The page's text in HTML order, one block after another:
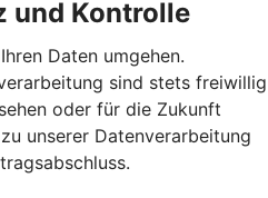
und Kontrolle
Daten umgehen.
sind stets freiwillig
oder für die Zukunft
unserer Datenverarbeitung